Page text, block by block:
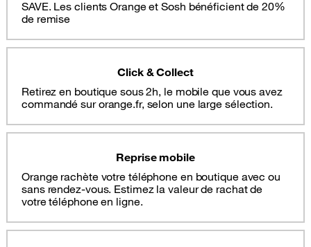
SAVE. Les clients Orange et Sosh bénéficient de 20%
de remise
Click & Collect
Retirez en boutique sous 2h, le mobile que vous avez
commandé sur orange.fr, selon une large sélection.
Reprise mobile
Orange rachète votre téléphone en boutique avec ou
sans rendez-vous. Estimez la valeur de rachat de
votre téléphone en ligne.